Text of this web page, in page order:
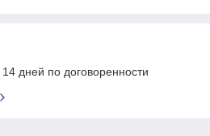
дней по договоренности